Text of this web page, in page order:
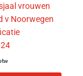
vrouwen
v Noorwegen